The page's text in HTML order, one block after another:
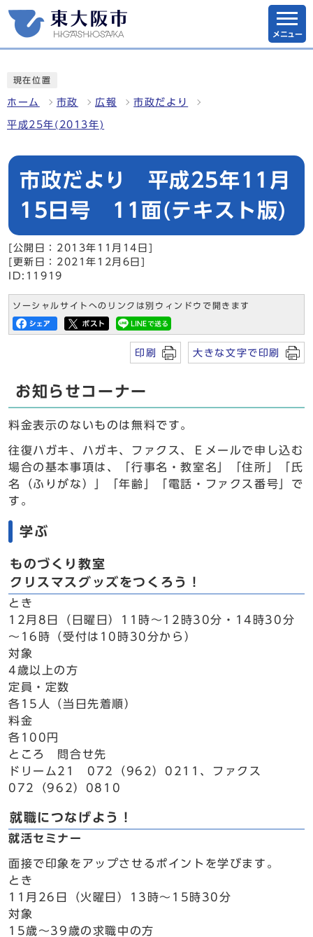
メニュー
現在位置
ホーム 市政 広報 市政だより
平成25年(2013年)
市政だより 平成25年11月
15日号 11面(テキスト版)
[公開日：2013年11月14日]
[更新日：2021年12月6日]
ID:11919
ソーシャルサイトへのリンクは別ウィンドウで開きます
印刷 大きな文字で印刷
お知らせコーナー
料金表示のないものは無料です。
往復ハガキ、ハガキ、ファクス、Ｅメールで申し込む
場合の基本事項は、「行事名・教室名」「住所」「氏
名（ふりがな）」「年齢」「電話・ファクス番号」で
す。
学ぶ
ものづくり教室
クリスマスグッズをつくろう！
とき
12月8日（日曜日）11時～12時30分・14時30分
～16時（受付は10時30分から）
対象
4歳以上の方
定員・定数
各15人（当日先着順）
料金
各100円
ところ 問合せ先
ドリーム21 072（962）0211、ファクス
072（962）0810
就職につなげよう！
就活セミナー
面接で印象をアップさせるポイントを学びます。
とき
11月26日（火曜日）13時～15時30分
対象
15歳～39歳の求職中の方